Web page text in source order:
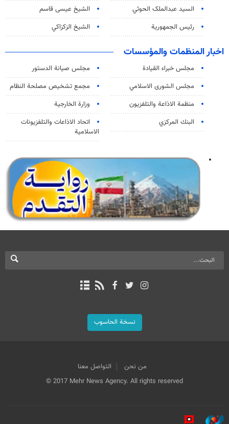
السید عبدالملک الحوثي
الشيخ عيسى قاسم
رئيس الجمهورية
الشيخ الزكزاكي
اخبار المنظمات والمؤسسات
مجلس خبراء القيادة
مجلس صيانة الدستور
مجلس الشورى الاسلامي
مجمع تشخيص مصلحة النظام
منظمة الاذاعة والتلفزیون
وزارة الخارجية
البنك المركزي
اتحاد الاذاعات والتلفزيونات
الاسلامية
نسخة الحاسوب
من نحن
التواصل معنا
© 2017 Mehr News Agency. All rights reserved